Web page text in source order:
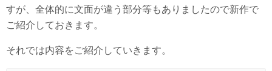
すが、全体的に文面が違う部分等もありましたので新作で
ご紹介しておきます。
それでは内容をご紹介していきます。